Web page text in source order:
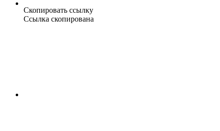
Скопировать ссылку
Ссылка скопирована